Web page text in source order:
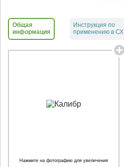
Общая
информация
Инструкция по
применению в СХ
Нажмите на фотографию для увеличения